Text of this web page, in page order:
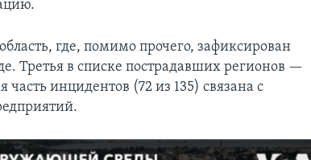
где, помимо прочего, зафиксирован
Третья в списке пострадавших регионов —
часть инцидентов (72 из 135) связана с